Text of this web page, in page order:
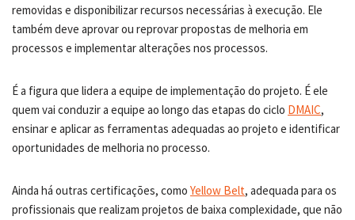
removidas e disponibilizar recursos necessárias à execução. Ele
também deve aprovar ou reprovar propostas de melhoria em
processos e implementar alterações nos processos.
É a figura que lidera a equipe de implementação do projeto. É ele
quem vai conduzir a equipe ao longo das etapas do ciclo DMAIC,
ensinar e aplicar as ferramentas adequadas ao projeto e identificar
oportunidades de melhoria no processo.
Ainda há outras certificações, como Yellow Belt, adequada para os
profissionais que realizam projetos de baixa complexidade, que não